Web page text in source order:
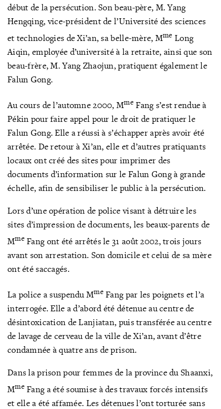
début de la persécution. Son beau-père, M. Yang
Hengqing, vice-président de l’Université des sciences
et technologies de Xi’an, sa belle-mère, Mme Long
Aiqin, employée d’université à la retraite, ainsi que son
beau-frère, M. Yang Zhaojun, pratiquent également le
Falun Gong.
Au cours de l’automne 2000, MmeFang s’est rendue à
Pékin pour faire appel pour le droit de pratiquer le
Falun Gong. Elle a réussi à s’échapper après avoir été
arrêtée. De retour à Xi’an, elle et d’autres pratiquants
locaux ont créé des sites pour imprimer des
documents d’information sur le Falun Gong à grande
échelle, afin de sensibiliser le public à la persécution.
Lors d’une opération de police visant à détruire les
sites d’impression de documents, les beaux-parents de
MmeFang ont été arrêtés le 31 août 2002, trois jours
avant son arrestation. Son domicile et celui de sa mère
ont été saccagés.
La police a suspendu MmeFang par les poignets et l’a
interrogée. Elle a d’abord été détenue au centre de
désintoxication de Lanjiatan, puis transférée au centre
de lavage de cerveau de la ville de Xi’an, avant d’être
condamnée à quatre ans de prison.
Dans la prison pour femmes de la province du Shaanxi,
MmeFang a été soumise à des travaux forcés intensifs
et elle a été affamée. Les détenues l’ont torturée sans